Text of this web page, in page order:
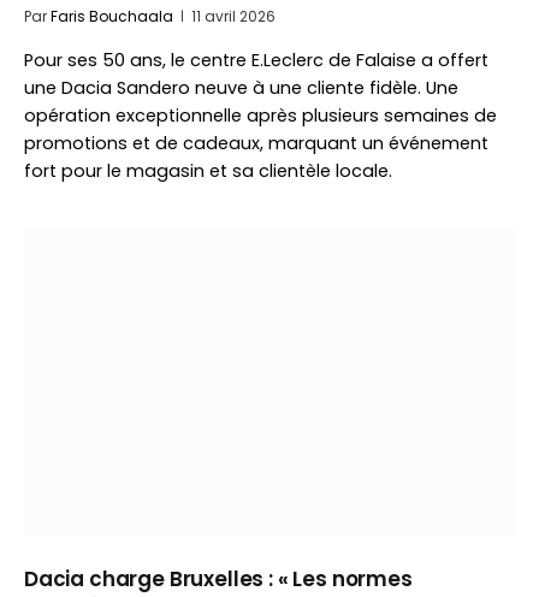
ParFaris Bouchaala 11 avril 2026
Pour ses 50 ans, le centre E.Leclerc de Falaise a offert
une Dacia Sandero neuve à une cliente fidèle. Une
opération exceptionnelle après plusieurs semaines de
promotions et de cadeaux, marquant un événement
fort pour le magasin et sa clientèle locale.
Dacia charge Bruxelles : « Les normes